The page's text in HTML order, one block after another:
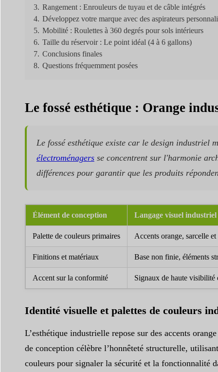
3. Rangement : Enrouleurs de tuyau et de câble intégrés
4. Développez votre marque avec des aspirateurs
5. Mobilité : Roulettes à 360 degrés pour sols intérieurs
6. Taille du réservoir : Le point idéal (4 à 6 gallons)
7. Conclusions finales
8. Questions fréquemment posées
Le fossé esthétique : Orange
Le fossé esthétique existe car le design
électroménagersse concentrent sur l'harmonie
différences pour garantir que les produits
Élément de conception Langage visuel industriel
Palette de couleurs primaires Accents orange, sarcelle et
Finitions et matériaux Base non finie, éléments
Accent sur la conformité Signaux de haute visibilité
Identité visuelle et palettes de couleurs
L’esthétique industrielle repose sur des accents
de conception célèbre l’honnêteté structurelle,
couleurs pour signaler la sécurité et la fonctionnalité